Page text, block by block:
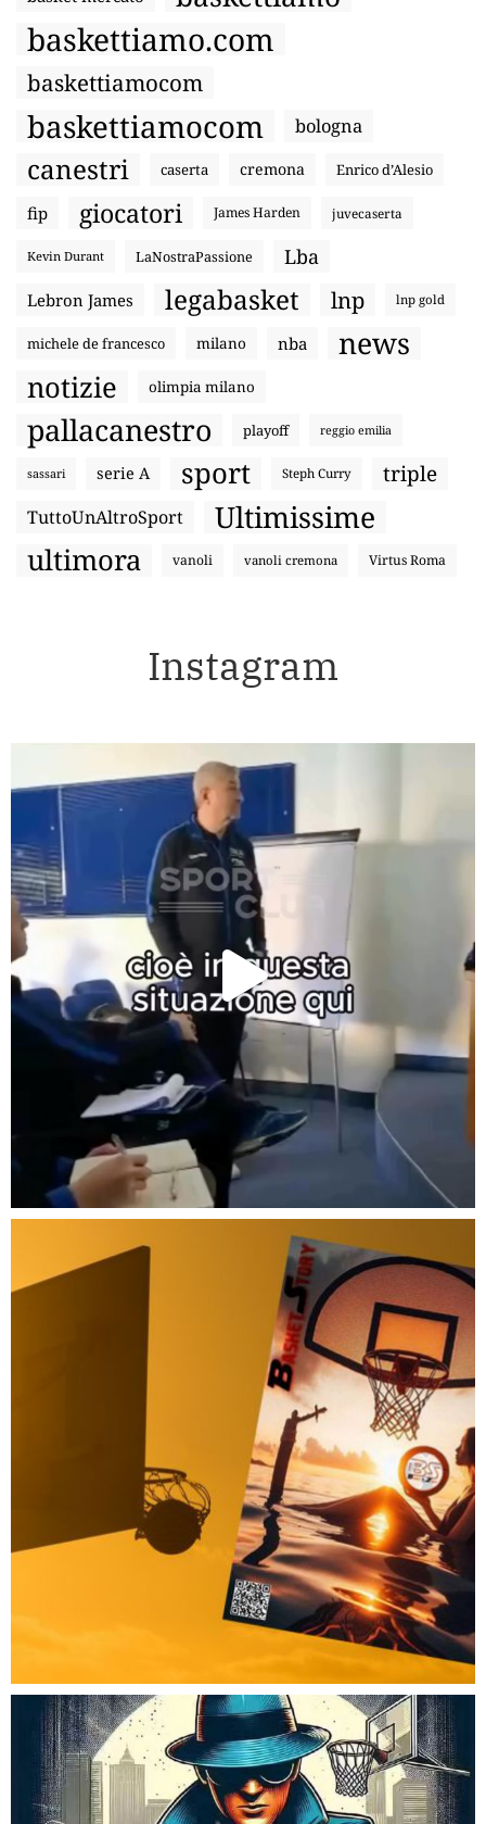
baskettiamo.com
baskettiamocom
baskettiamocom bologna
canestri caserta cremona Enrico d’Alesio
fip giocatori James Harden juvecaserta
Kevin Durant LaNostraPassione Lba
Lebron James legabasket lnp lnp gold
michele de francesco milano nba news
notizie olimpia milano
pallacanestro playoff reggio emilia
sassari serie A sport Steph Curry triple
TuttoUnAltroSport Ultimissime
ultimora vanoli vanoli cremona Virtus Roma
Instagram